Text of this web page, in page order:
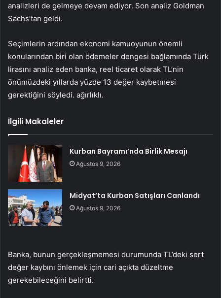
analizleri de gelmeye devam ediyor. Son analiz Goldman
Sachs’tan geldi.
Seçimlerin ardından ekonomi kamuoyunun önemli
konularından biri olan ödemeler dengesi bağlamında Türk
lirasını analiz eden banka, reel ticaret olarak TL’nin
önümüzdeki yıllarda yüzde 13 değer kaybetmesi
gerektiğini söyledi. ağırlıklı.
İlgili Makaleler
Kurban Bayramı’nda Birlik Mesajı
Ağustos 9, 2026
Midyat’ta Kurban Satışları Canlandı
Ağustos 9, 2026
Banka, bunun gerçekleşmemesi durumunda TL’deki sert
değer kaybını önlemek için cari açıkta düzeltme
gerekebileceğini belirtti.